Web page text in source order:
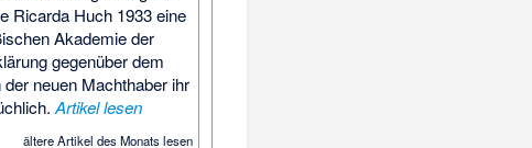
Ricarda Huch 1933 eine
Akademie der
gegen­über dem
neuen Macht­haber ihr
Artikel lesen
ältere Artikel des Monats lesen